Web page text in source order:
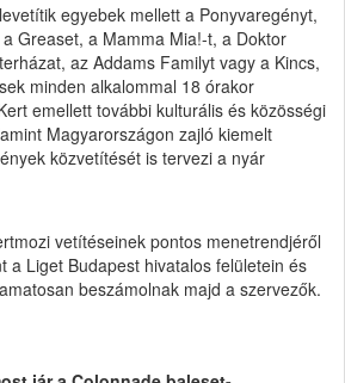
egyebek mellett a Ponyvaregényt,
Greaset, a Mamma Mia!-t, a Doktor
az Addams Familyt vagy a Kincs,
minden alkalommal 18 órakor
emellett további kulturális és közösségi
Magyarországon zajló kiemelt
közvetítését is tervezi a nyár
vetítéseinek pontos menetrendjéről
a Liget Budapest hivatalos felületein és
beszámolnak majd a szervezők.